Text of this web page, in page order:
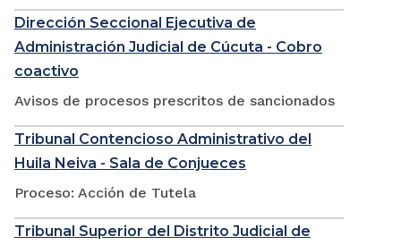
Dirección Seccional Ejecutiva de
Administración Judicial de Cúcuta - Cobro
coactivo
Avisos de procesos prescritos de sancionados
Tribunal Contencioso Administrativo del
Huila Neiva - Sala de Conjueces
Proceso: Acción de Tutela
Tribunal Superior del Distrito Judicial de